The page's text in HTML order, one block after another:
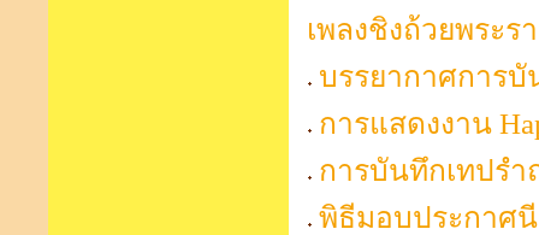
เพลงชิงถ้วยพระร
บรรยากาศการบั
การแสดงงาน
การบันทึกเทปร
พิธีมอบประกาศ